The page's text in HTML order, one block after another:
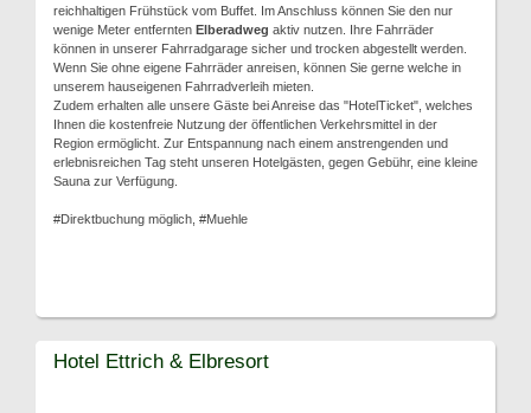
reichhaltigen Frühstück vom Buffet. Im Anschluss können Sie den nur
wenige Meter entfernten Elberadweg aktiv nutzen. Ihre Fahrräder
können in unserer Fahrradgarage sicher und trocken abgestellt werden.
Wenn Sie ohne eigene Fahrräder anreisen, können Sie gerne welche in
unserem hauseigenen Fahrradverleih mieten.
Zudem erhalten alle unsere Gäste bei Anreise das "HotelTicket", welches
Ihnen die kostenfreie Nutzung der öffentlichen Verkehrsmittel in der
Region ermöglicht. Zur Entspannung nach einem anstrengenden und
erlebnisreichen Tag steht unseren Hotelgästen, gegen Gebühr, eine kleine
Sauna zur Verfügung.
#Direktbuchung möglich, #Muehle
Hotel Ettrich & Elbresort